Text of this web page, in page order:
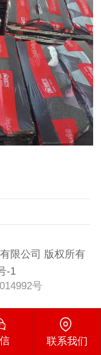
限公司 版权所有
-1
号
联系我们